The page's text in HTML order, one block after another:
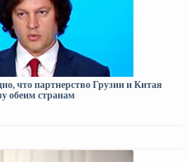
что партнерство Грузии и Китая
обеим странам